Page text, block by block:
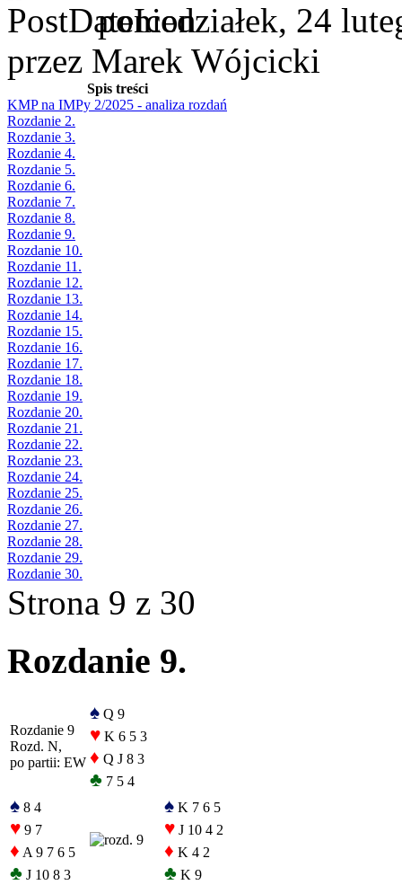
poniedziałek, 24
przez Marek Wójcicki
Spis treści
KMP na IMPy 2/2025 - analiza rozdań
Rozdanie 2.
Rozdanie 3.
Rozdanie 4.
Rozdanie 5.
Rozdanie 6.
Rozdanie 7.
Rozdanie 8.
Rozdanie 9.
Rozdanie 10.
Rozdanie 11.
Rozdanie 12.
Rozdanie 13.
Rozdanie 14.
Rozdanie 15.
Rozdanie 16.
Rozdanie 17.
Rozdanie 18.
Rozdanie 19.
Rozdanie 20.
Rozdanie 21.
Rozdanie 22.
Rozdanie 23.
Rozdanie 24.
Rozdanie 25.
Rozdanie 26.
Rozdanie 27.
Rozdanie 28.
Rozdanie 29.
Rozdanie 30.
Strona 9 z 30
Rozdanie 9.
Rozdanie 9
Rozd. N,
po partii: EW
♠ Q 9
♥ K 6 5 3
♦ Q J 8 3
♣ 7 5 4
♠ 8 4
♥ 9 7
♦ A 9 7 6 5
♣ J 10 8 3
♠ K 7 6 5
♥ J 10 4 2
♦ K 4 2
♣ K 9